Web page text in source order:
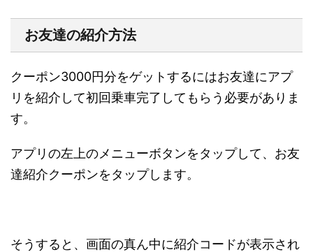
お友達の紹介方法
クーポン3000円分をゲットするにはお友達にアプ
リを紹介して初回乗車完了してもらう必要がありま
す。
アプリの左上のメニューボタンをタップして、 お友
達紹介クーポンをタップします。
そうすると、画面の真ん中に紹介コードが表示され